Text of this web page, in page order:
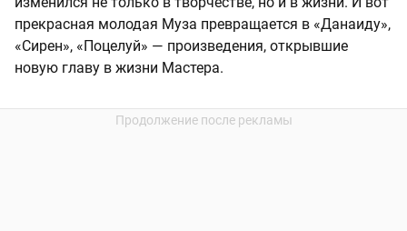
прекрасная молодая Муза превращается в «Данаиду»,
«Сирен», «Поцелуй» — произведения, открывшие
новую главу в жизни Мастера.